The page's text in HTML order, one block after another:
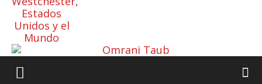
Estados
Unidos y el
Mundo